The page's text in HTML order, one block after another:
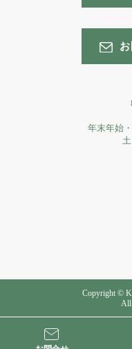
年末年始
Copyright ©
All